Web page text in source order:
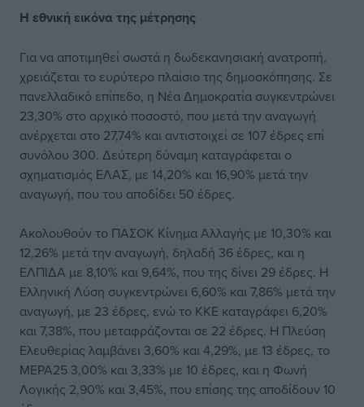
Η εθνική εικόνα της μέτρησης
Για να αποτιμηθεί σωστά η δωδεκανησιακή ανατροπή,
χρειάζεται το ευρύτερο πλαίσιο της δημοσκόπησης. Σε
πανελλαδικό επίπεδο, η Νέα Δημοκρατία συγκεντρώνει
23,30% στο αρχικό ποσοστό, που μετά την αναγωγή
ανέρχεται στο 27,74% και αντιστοιχεί σε 107 έδρες επί
συνόλου 300. Δεύτερη δύναμη καταγράφεται ο
σχηματισμός ΕΛΑΣ, με 14,20% και 16,90% μετά την
αναγωγή, που του αποδίδει 50 έδρες.
Ακολουθούν το ΠΑΣΟΚ Κίνημα Αλλαγής με 10,30% και
12,26% μετά την αναγωγή, δηλαδή 36 έδρες, και η
ΕΛΠΙΔΑ με 8,10% και 9,64%, που της δίνει 29 έδρες. Η
Ελληνική Λύση συγκεντρώνει 6,60% και 7,86% μετά την
αναγωγή, με 23 έδρες, ενώ το ΚΚΕ καταγράφει 6,20%
και 7,38%, που μεταφράζονται σε 22 έδρες. Η Πλεύση
Ελευθερίας λαμβάνει 3,60% και 4,29%, με 13 έδρες, το
ΜΕΡΑ25 3,00% και 3,33% με 10 έδρες, και η Φωνή
Λογικής 2,90% και 3,45%, που επίσης της αποδίδουν 10